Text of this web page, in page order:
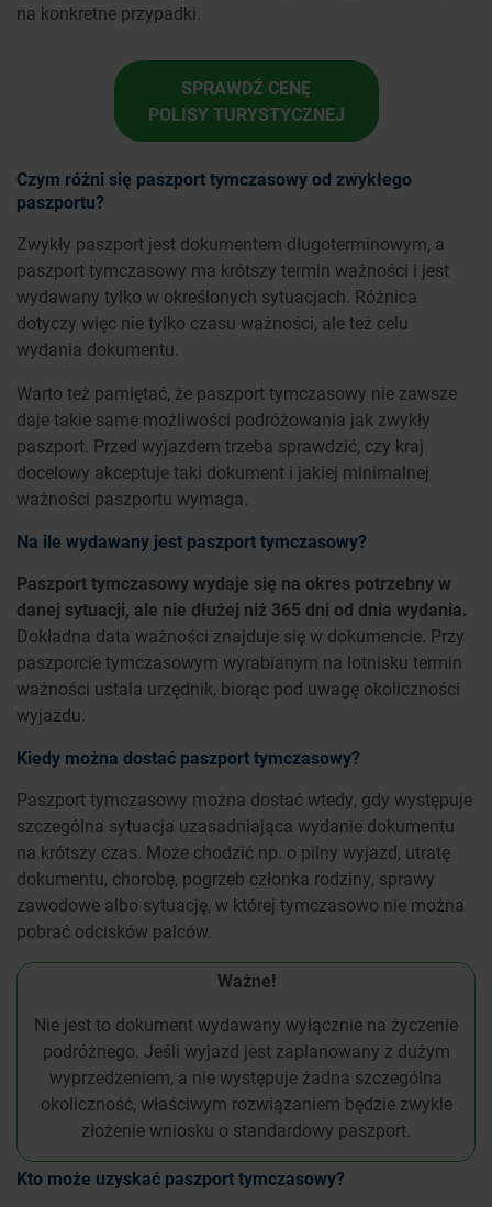
na konkretne przypadki.
SPRAWDŹ CENĘ
POLISY TURYSTYCZNEJ
Czym różni się paszport tymczasowy od zwykłego
paszportu?
Zwykły paszport jest dokumentem długoterminowym, a
paszport tymczasowy ma krótszy termin ważności i jest
wydawany tylko w określonych sytuacjach. Różnica
dotyczy więc nie tylko czasu ważności, ale też celu
wydania dokumentu.
Warto też pamiętać, że paszport tymczasowy nie zawsze
daje takie same możliwości podróżowania jak zwykły
paszport. Przed wyjazdem trzeba sprawdzić, czy kraj
docelowy akceptuje taki dokument i jakiej minimalnej
ważności paszportu wymaga.
Na ile wydawany jest paszport tymczasowy?
Paszport tymczasowy wydaje się na okres potrzebny w
danej sytuacji, ale nie dłużej niż 365 dni od dnia wydania.
Dokładna data ważności znajduje się w dokumencie. Przy
paszporcie tymczasowym wyrabianym na lotnisku termin
ważności ustala urzędnik, biorąc pod uwagę okoliczności
wyjazdu.
Kiedy można dostać paszport tymczasowy?
Paszport tymczasowy można dostać wtedy, gdy występuje
szczególna sytuacja uzasadniająca wydanie dokumentu
na krótszy czas. Może chodzić np. o pilny wyjazd, utratę
dokumentu, chorobę, pogrzeb członka rodziny, sprawy
zawodowe albo sytuację, w której tymczasowo nie można
pobrać odcisków palców.
Ważne!
Nie jest to dokument wydawany wyłącznie na życzenie
podróżnego. Jeśli wyjazd jest zaplanowany z dużym
wyprzedzeniem, a nie występuje żadna szczególna
okoliczność, właściwym rozwiązaniem będzie zwykle
złożenie wniosku o standardowy paszport.
Kto może uzyskać paszport tymczasowy?